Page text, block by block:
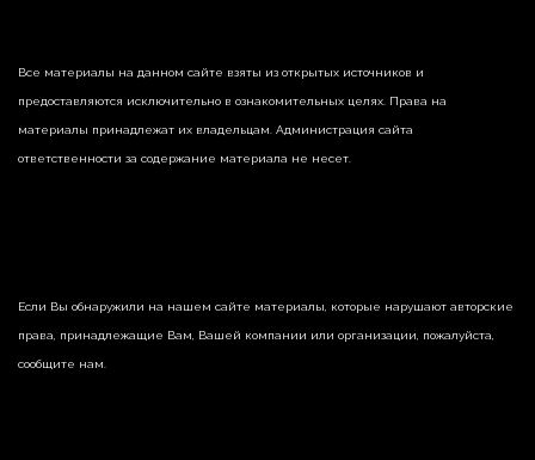
Все материалы на данном сайте взяты из открытых источников и
предоставляются исключительно в ознакомительных целях. Права на
материалы принадлежат их владельцам. Администрация сайта
ответственности за содержание материала не несет.
Если Вы обнаружили на нашем сайте материалы, которые нарушают авторские
права, принадлежащие Вам, Вашей компании или организации, пожалуйста,
сообщите нам.